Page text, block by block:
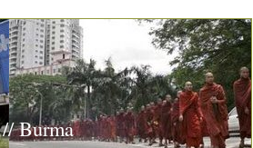
Burma